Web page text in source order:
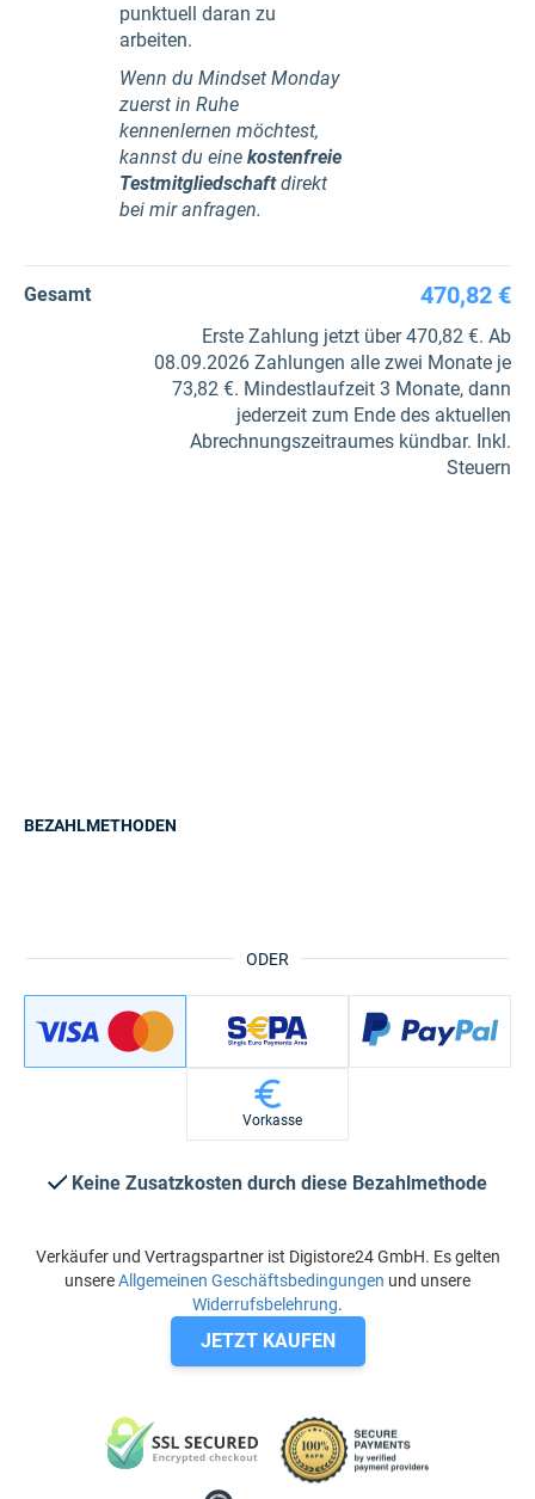
punktuell daran zu
arbeiten.
Wenn du Mindset Monday
zuerst in Ruhe
kennenlernen möchtest,
kannst du eine kostenfreie
Testmitgliedschaftdirekt
bei mir anfragen.
Gesamt 470,82 €
Erste Zahlung jetzt über 470,82 €. Ab
08.09.2026 Zahlungen alle zwei Monate je
73,82 €. Mindestlaufzeit 3 Monate, dann
jederzeit zum Ende des aktuellen
Abrechnungszeitraumes kündbar. Inkl.
Steuern
ODER
BEZAHLMETHODEN
Vorkasse
Keine Zusatzkosten durch diese Bezahlmethode
Verkäufer und Vertragspartner ist Digistore24 GmbH. Es gelten
unsereAllgemeinen Geschäftsbedingungen und unsere
Widerrufsbelehrung.
JETZT KAUFEN